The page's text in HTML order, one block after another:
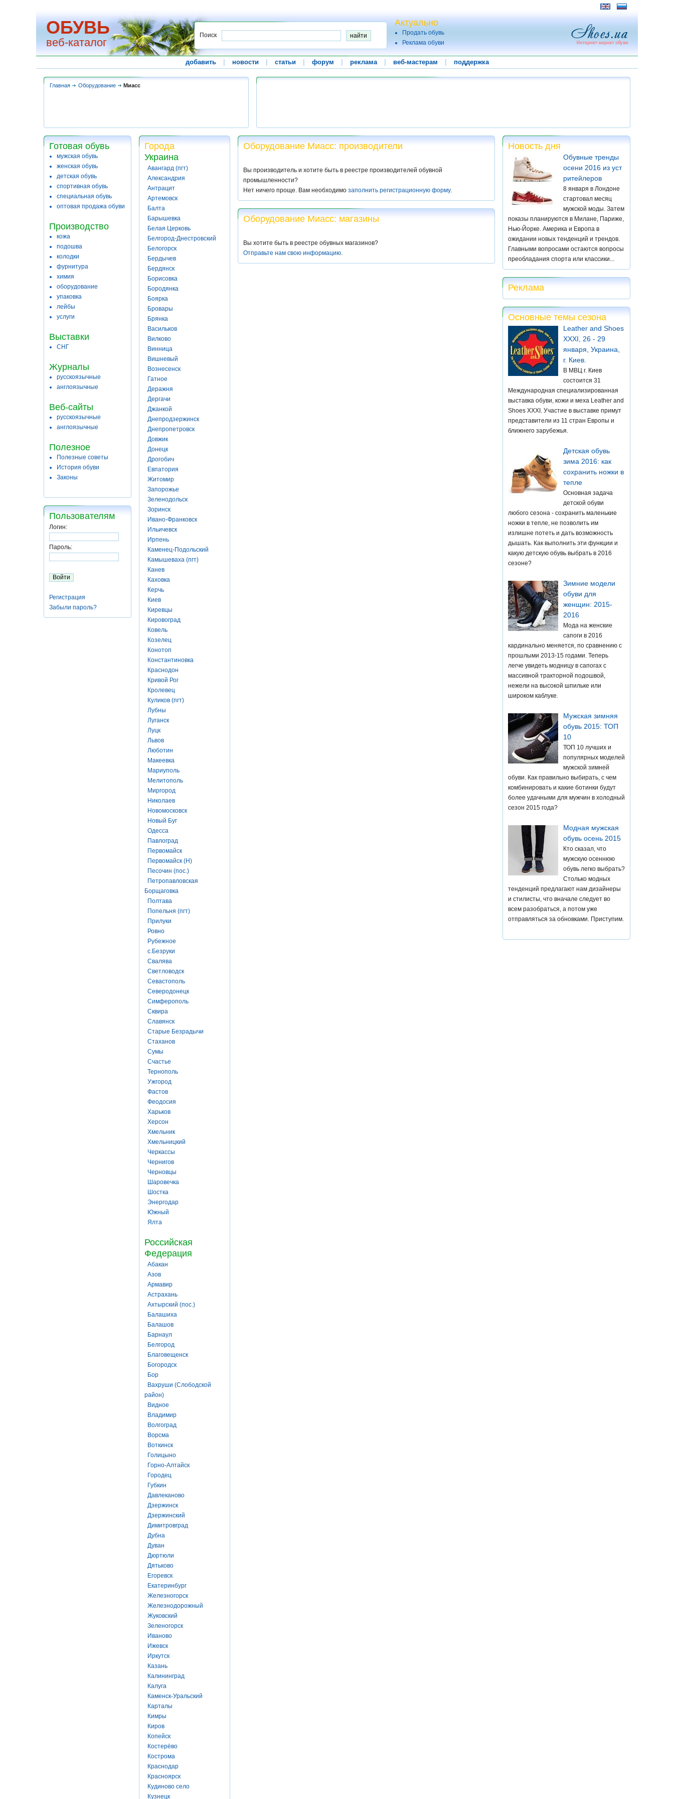
ОБУВЬ
веб-каталог
Поиск
Актуально
Продать обувь
Реклама обуви
добавить новости статьи форум реклама веб-мастерам поддержка
Главная Оборудование Миасс
Готовая обувь
мужская обувь
женская обувь
детская обувь
спортивная обувь
специальная обувь
оптовая продажа обуви
Производство
кожа
подошва
колодки
фурнитура
химия
оборудование
упаковка
лейбы
услуги
Выставки
СНГ
Журналы
русскоязычные
англоязычные
Веб-сайты
русскоязычные
англоязычные
Полезное
Полезные советы
История обуви
Законы
Пользователям
Логин:
Пароль:
Регистрация
Забыли пароль?
Города
Украина
Авангард (пгт)
Александрия
Антрацит
Артемовск
Балта
Барышевка
Белая Церковь
Белгород-Днестровский
Белогорск
Бердычев
Бердянск
Борисовка
Бородянка
Боярка
Бровары
Брянка
Васильков
Вилково
Винница
Вишневый
Вознесенск
Гатное
Деражня
Дергачи
Джанкой
Днепродзержинск
Днепропетровск
Довжик
Донецк
Дрогобич
Евпатория
Житомир
Запорожье
Зеленодольск
Зоринск
Ивано-Франковск
Ильичевск
Ирпень
Каменец-Подольский
Камышеваха (пгт)
Канев
Каховка
Керчь
Киев
Киревцы
Кировоград
Ковель
Козелец
Конотоп
Константиновка
Краснодон
Кривой Рог
Кролевец
Куликов (пгт)
Лубны
Луганск
Луцк
Львов
Люботин
Макеевка
Мариуполь
Мелитополь
Миргород
Николаев
Новомосковск
Новый Буг
Одесса
Павлоград
Первомайск
Первомайск (Н)
Песочин (пос.)
Петропавловская
Борщаговка
Полтава
Попельня (пгт)
Прилуки
Ровно
Рубежное
с.Безруки
Свалява
Светловодск
Севастополь
Северодонецк
Симферополь
Сквира
Славянск
Старые Безрадычи
Стаханов
Сумы
Счастье
Тернополь
Ужгород
Фастов
Феодосия
Харьков
Херсон
Хмельник
Хмельницкий
Черкассы
Чернигов
Черновцы
Шаровечка
Шостка
Энергодар
Южный
Ялта
Российская
Федерация
Абакан
Азов
Армавир
Астрахань
Ахтырский (пос.)
Балашиха
Балашов
Барнаул
Белгород
Благовещенск
Богородск
Бор
Вахруши (Слободской
район)
Видное
Владимир
Волгоград
Ворсма
Воткинск
Голицыно
Горно-Алтайск
Городец
Губкин
Давлеканово
Дзержинск
Дзержинский
Димитровград
Дубна
Дуван
Дюртюли
Дятьково
Егоревск
Екатеринбург
Железногорск
Железнодорожный
Жуковский
Зеленогорск
Иваново
Ижевск
Иркутск
Казань
Калининград
Калуга
Каменск-Уральский
Карталы
Кимры
Киров
Копейск
Костерёво
Кострома
Краснодар
Красноярск
Кудиново село
Кузнецк
Оборудование Миасс: производители
Вы производитель и хотите быть в реестре производителей обувной
промышленности?
Нет ничего проще. Вам необходимо заполнить регистрационную форму.
Оборудование Миасс: магазины
Вы хотите быть в реестре обувных магазинов?
Отправьте нам свою информацию.
Новость дня
Обувные тренды
осени 2016 из уст
ритейлеров
8 января в Лондоне
стартовал месяц
мужской моды. Затем
показы планируются в Милане, Париже,
Нью-Йорке. Америка и Европа в
ожидании новых тенденций и трендов.
Главными вопросами остаются вопросы
преобладания спорта или классики...
Реклама
Основные темы сезона
Leather and Shoes
XXXI, 26 - 29
января, Украина,
г. Киев.
В МВЦ г. Киев
состоится 31
Международная специализированная
выставка обуви, кожи и меха Leather and
Shoes XXXI. Участие в выставке примут
представители из 11 стран Европы и
ближнего зарубежья.
Детская обувь
зима 2016: как
сохранить ножки в
тепле
Основная задача
детской обуви
любого сезона - сохранить маленькие
ножки в тепле, не позволить им
излишне потеть и дать возможность
дышать. Как выполнить эти функции и
какую детскую обувь выбрать в 2016
сезоне?
Зимние модели
обуви для
женщин: 2015-
2016
Мода на женские
сапоги в 2016
кардинально меняется, по сравнению с
прошлыми 2013-15 годами. Теперь
легче увидеть модницу в сапогах с
массивной тракторной подошвой,
нежели на высокой шпильке или
широком каблуке.
Мужская зимняя
обувь 2015: ТОП
10
ТОП 10 лучших и
популярных моделей
мужской зимней
обуви. Как правильно выбирать, с чем
комбинировать и какие ботинки будут
более удачными для мужчин в холодный
сезон 2015 года?
Модная мужская
обувь осень 2015
Кто сказал, что
мужскую осеннюю
обувь легко выбрать?
Столько модных
тенденций предлагают нам дизайнеры
и стилисты, что вначале следует во
всем разобраться, а потом уже
отправляться за обновками. Приступим.